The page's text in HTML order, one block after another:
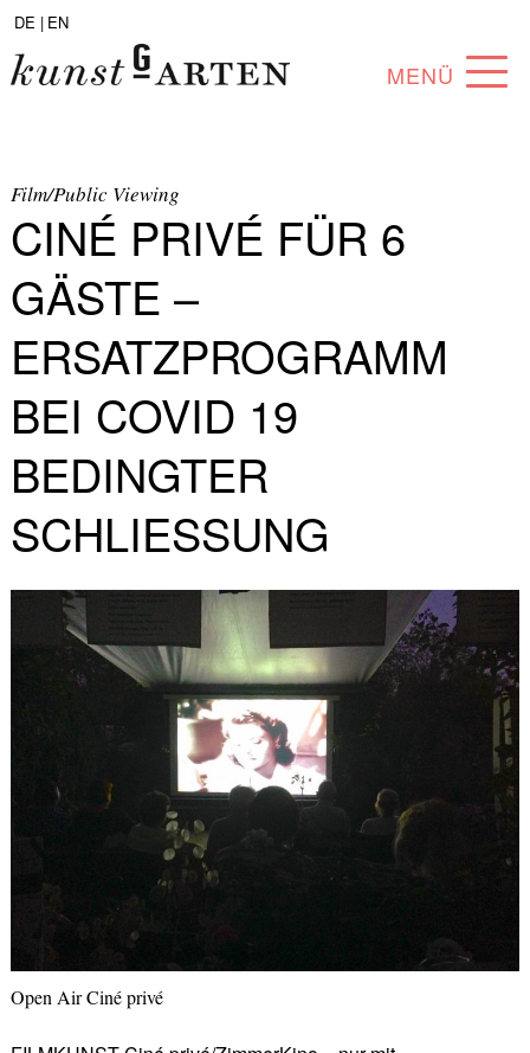
DE | EN
MENÜ
SAMMLUNG
KÜNSTLER*INNEN
PARTNER*INNEN
ANGEBOTE
Film/Public Viewing
CINÉ PRIVÉ FÜR 6
GÄSTE –
ERSATZPROGRAMM
BEI COVID 19
BEDINGTER
SCHLIESSUNG
Open Air Ciné privé